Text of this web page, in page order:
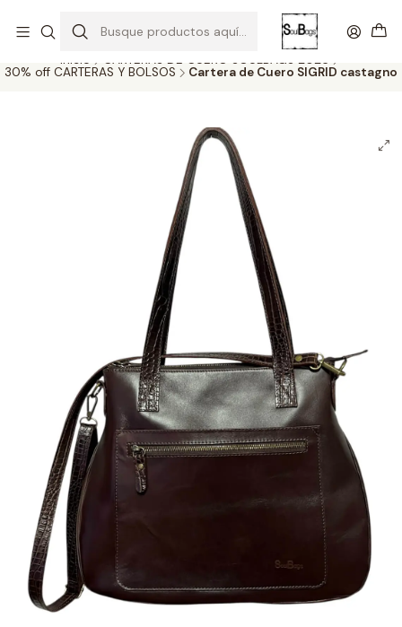
SOLO EL CUERO REEMPLAZA AL CUERO Todas las carteras acá
Inicio
CARTERAS DE CUERO SOULBAGS 2026
30% off CARTERAS Y BOLSOS
Cartera de Cuero SIGRID castagno